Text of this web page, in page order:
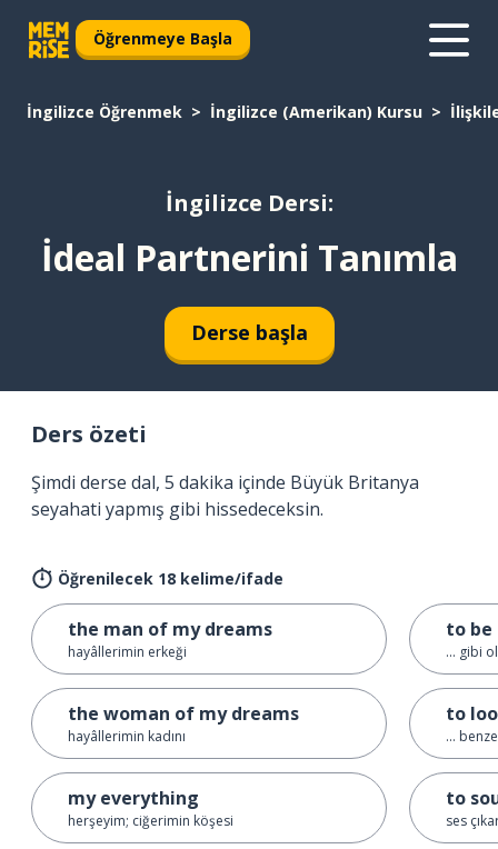
Öğrenmeye Başla
İngilizce Öğrenmek İngilizce (Amerikan) Kursu
İngilizce Dersi:
İdeal Partnerini Tanımla
Derse başla
Ders özeti
Şimdi derse dal, 5 dakika içinde Büyük Britanya
seyahati yapmış gibi hissedeceksin.
Öğrenilecek 18 kelime/ifade
the man of my dreams
hayâllerimin erkeği
the woman of my dreams
hayâllerimin kadını
my everything
herşeyim; ciğerimin köşesi
to be
... gibi
to
...
to
ses